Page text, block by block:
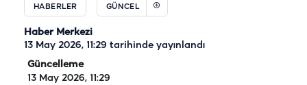
HABERLER GÜNCEL
Haber Merkezi
13 May 2026, 11:29 tarihinde yayınlandı
Güncelleme
13 May 2026, 11:29